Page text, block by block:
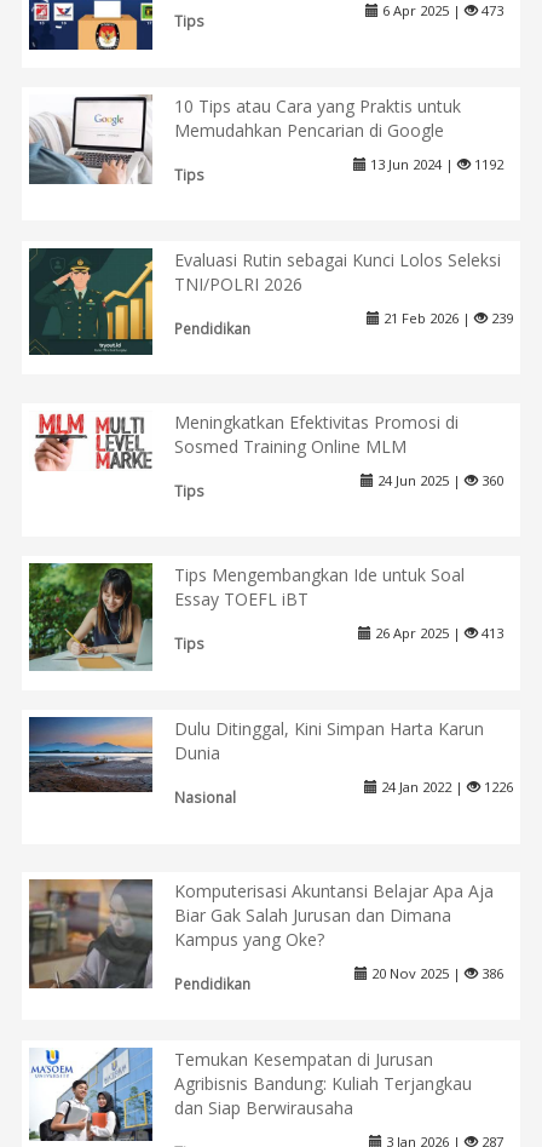
Tips
6 Apr 2025 | 473
10 Tips atau Cara yang Praktis untuk
Memudahkan Pencarian di Google
Tips
13 Jun 2024 | 1192
Evaluasi Rutin sebagai Kunci Lolos Seleksi
TNI/POLRI 2026
Pendidikan
21 Feb 2026 | 239
Meningkatkan Efektivitas Promosi di
Sosmed Training Online MLM
Tips
24 Jun 2025 | 360
Tips Mengembangkan Ide untuk Soal
Essay TOEFL iBT
Tips
26 Apr 2025 | 413
Dulu Ditinggal, Kini Simpan Harta Karun
Dunia
Nasional
24 Jan 2022 | 1226
Komputerisasi Akuntansi Belajar Apa Aja
Biar Gak Salah Jurusan dan Dimana
Kampus yang Oke?
Pendidikan
20 Nov 2025 | 386
Temukan Kesempatan di Jurusan
Agribisnis Bandung: Kuliah Terjangkau
dan Siap Berwirausaha
3 Jan 2026 | 287